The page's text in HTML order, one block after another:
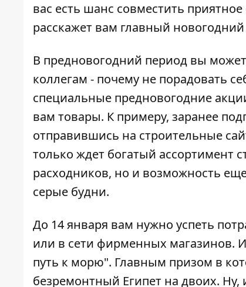
вас есть шанс совместить
расскажет вам главный
В предновогодний период вы
коллегам - почему не порадовать
специальные предновогодние
вам товары. К примеру, заранее
отправившись на строительные
только ждет богатый ассортимент
расходников, но и возможность
серые будни.
До 14 января вам нужно успеть
или в сети фирменных магазинов.
путь к морю". Главным призом в
безремонтный Египет на двоих.